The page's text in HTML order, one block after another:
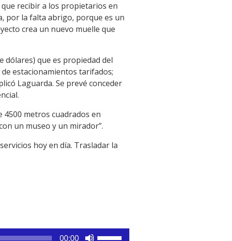
recibir a los propietarios en
por la falta abrigo, porque es un
crea un nuevo muelle que
dólares) que es propiedad del
estacionamientos tarifados;
Laguarda. Se prevé conceder
4500 metros cuadrados en
un museo y un mirador”.
hoy en día. Trasladar la
00:00